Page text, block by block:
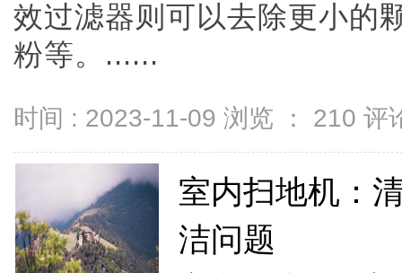
效过滤器则可以去除更小的
粉等。......
时间 : 2023-11-09 浏览 ： 210 评
室内扫地机：
洁问题